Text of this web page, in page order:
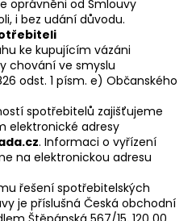
oprávněni od Smlouvy
i bez udání důvodu.
ke kupujícím vázáni
chování ve smyslu
odst. 1 písm. e) Občanského
spotřebitelů zajišťujeme
elektronické adresy
. Informaci o vyřízení
na elektronickou adresu
řešení spotřebitelských
je příslušná Česká obchodní